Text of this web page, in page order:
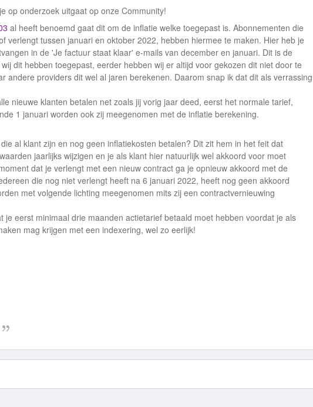
op onderzoek uitgaat op onze Community!
al heeft benoemd gaat dit om de inflatie welke toegepast is. Abonnementen die
verlengt tussen januari en oktober 2022, hebben hiermee te maken. Hier heb je
in de 'Je factuur staat klaar' e-mails van december en januari. Dit is de
dit hebben toegepast, eerder hebben wij er altijd voor gekozen dit niet door te
andere providers dit wel al jaren berekenen. Daarom snap ik dat dit als verrassing
nieuwe klanten betalen net zoals jij vorig jaar deed, eerst het normale tarief,
1 januari worden ook zij meegenomen met de inflatie berekening.
al klant zijn en nog geen inflatiekosten betalen? Dit zit hem in het feit dat
jaarlijks wijzigen en je als klant hier natuurlijk wel akkoord voor moet
dat je verlengt met een nieuw contract ga je opnieuw akkoord met de
die nog niet verlengt heeft na 6 januari 2022, heeft nog geen akkoord
met volgende lichting meegenomen mits zij een contractvernieuwing
je eerst minimaal drie maanden actietarief betaald moet hebben voordat je als
mag krijgen met een indexering, wel zo eerlijk!